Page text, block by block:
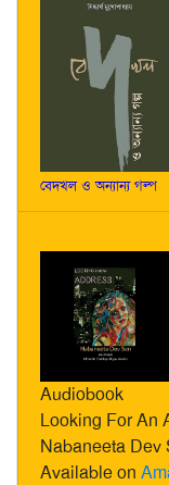
বেদখল ও অন্যান্য গল্প
Audiobook
Looking For An
Nabaneeta Dev
Available on